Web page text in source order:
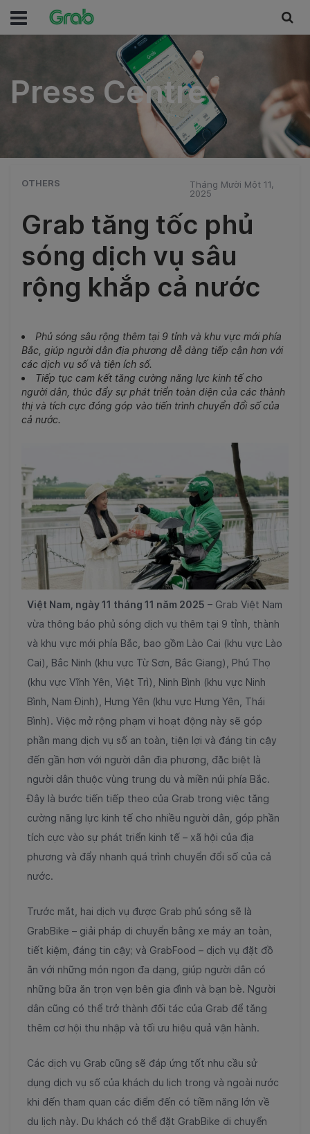
Press Centre
Press Centre
OTHERS
Tháng Mười Một 11,
2025
Grab tăng tốc phủ
sóng dịch vụ sâu
rộng khắp cả nước
Phủ sóng sâu rộng thêm tại 9 tỉnh và khu vực mới phía
Bắc, giúp người dân địa phương dễ dàng tiếp cận hơn với
các dịch vụ số và tiện ích số.
Tiếp tục cam kết tăng cường năng lực kinh tế cho
người dân, thúc đẩy sự phát triển toàn diện của các thành
thị và tích cực đóng góp vào tiến trình chuyển đổi số của
cả nước.
Việt Nam, ngày 11 tháng 11 năm 2025 – Grab Việt Nam
vừa thông báo phủ sóng dịch vụ thêm tại 9 tỉnh, thành
và khu vực mới phía Bắc, bao gồm Lào Cai (khu vực Lào
Cai), Bắc Ninh (khu vực Từ Sơn, Bắc Giang), Phú Thọ
(khu vực Vĩnh Yên, Việt Trì), Ninh Bình (khu vực Ninh
Bình, Nam Định), Hưng Yên (khu vực Hưng Yên, Thái
Bình). Việc mở rộng phạm vi hoạt động này sẽ góp
phần mang dịch vụ số an toàn, tiện lợi và đáng tin cậy
đến gần hơn với người dân địa phương, đặc biệt là
người dân thuộc vùng trung du và miền núi phía Bắc.
Đây là bước tiến tiếp theo của Grab trong việc tăng
cường năng lực kinh tế cho nhiều người dân, góp phần
tích cực vào sự phát triển kinh tế – xã hội của địa
phương và đẩy nhanh quá trình chuyển đổi số của cả
nước.
Trước mắt, hai dịch vụ được Grab phủ sóng sẽ là
GrabBike – giải pháp di chuyển bằng xe máy an toàn,
tiết kiệm, đáng tin cậy; và GrabFood – dịch vụ đặt đồ
ăn với những món ngon đa dạng, giúp người dân có
những bữa ăn trọn vẹn bên gia đình và bạn bè. Người
dân cũng có thể trở thành đối tác của Grab để tăng
thêm cơ hội thu nhập và tối ưu hiệu quả vận hành.
Các dịch vụ Grab cũng sẽ đáp ứng tốt nhu cầu sử
dụng dịch vụ số của khách du lịch trong và ngoài nước
khi đến tham quan các điểm đến có tiềm năng lớn về
du lịch này. Du khách có thể đặt GrabBike di chuyển